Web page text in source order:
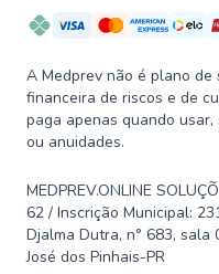
A Medprev não é plano
financeira de riscos e de
paga apenas quando
ou anuidades.
MEDPREV.ONLINE
62 / Inscrição Municipal:
Djalma Dutra, n° 683, sala
José dos Pinhais-PR